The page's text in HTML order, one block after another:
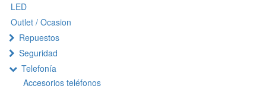
LED
Outlet / Ocasion
Repuestos
Seguridad
Telefonía
Accesorios teléfonos